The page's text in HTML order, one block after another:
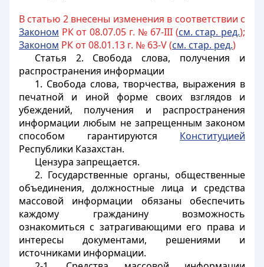
В статью 2 внесены изменения в соответствии с
Законом РК от 08.07.05 г. № 67-III (см. стар. ред.);
Законом РК от 08.01.13 г. № 63-V (см. стар. ред.)
Статья 2. Свобода слова, получения и
распространения информации
1. Свобода слова, творчества, выражения в
печатной и иной форме своих взглядов и
убеждений, получения и распространения
информации любым не запрещенным законом
способом гарантируются Конституцией
Республики Казахстан.
Цензура запрещается.
2. Государственные органы, общественные
объединения, должностные лица и средства
массовой информации обязаны обеспечить
каждому гражданину возможность
ознакомиться с затрагивающими его права и
интересы документами, решениями и
источниками информации.